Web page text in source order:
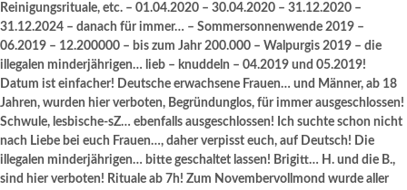
Reinigungsrituale, etc. – 01.04.2020 – 30.04.2020 – 31.12.2020 –
31.12.2024 – danach für immer… – Sommersonnenwende 2019 –
06.2019 – 12.200000 – bis zum Jahr 200.000 – Walpurgis 2019 – die
illegalen minderjährigen… lieb – knuddeln – 04.2019 und 05.2019!
Datum ist einfacher! Deutsche erwachsene Frauen… und Männer, ab 18
Jahren, wurden hier verboten, Begründunglos, für immer ausgeschlossen!
Schwule, lesbische-sZ… ebenfalls ausgeschlossen! Ich suchte schon nicht
nach Liebe bei euch Frauen…, daher verpisst euch, auf Deutsch! Die
illegalen minderjährigen… bitte geschaltet lassen! Brigitt… H. und die B.,
sind hier verboten! Rituale ab 7h! Zum Novembervollmond wurde aller